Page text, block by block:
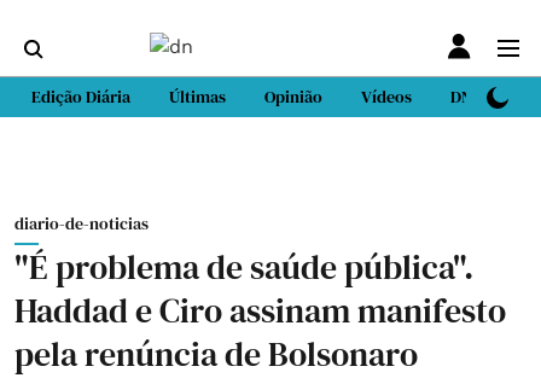
Edição Diária Últimas Opinião Vídeos DN Sport
diario-de-noticias
"É problema de saúde pública".
Haddad e Ciro assinam manifesto
pela renúncia de Bolsonaro